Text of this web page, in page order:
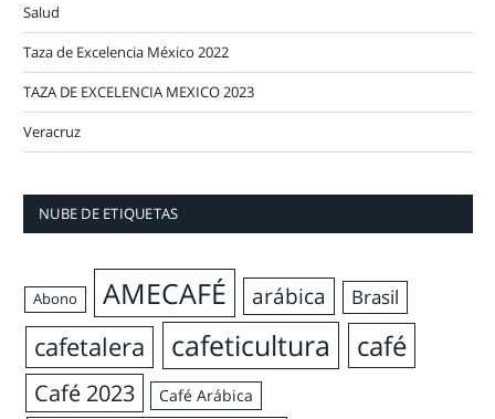
Salud
Taza de Excelencia México 2022
TAZA DE EXCELENCIA MEXICO 2023
Veracruz
NUBE DE ETIQUETAS
Abono AMECAFÉ arábica Brasil
cafetalera cafeticultura café
Café 2023 Café Arábica